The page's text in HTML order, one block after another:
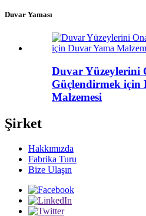
Duvar Yaması
Duvar Yüzeylerini
Güçlendirmek için
Malzemesi
Şirket
Hakkımızda
Fabrika Turu
Bize Ulaşın